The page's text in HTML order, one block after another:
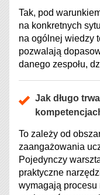
Tak, pod
na konkretnych
na ogólnej wiedzy
pozwalają
danego zespołu,
Jak długo
To zależy od
zaangażowania
Pojedynczy
praktyczne
wymagają